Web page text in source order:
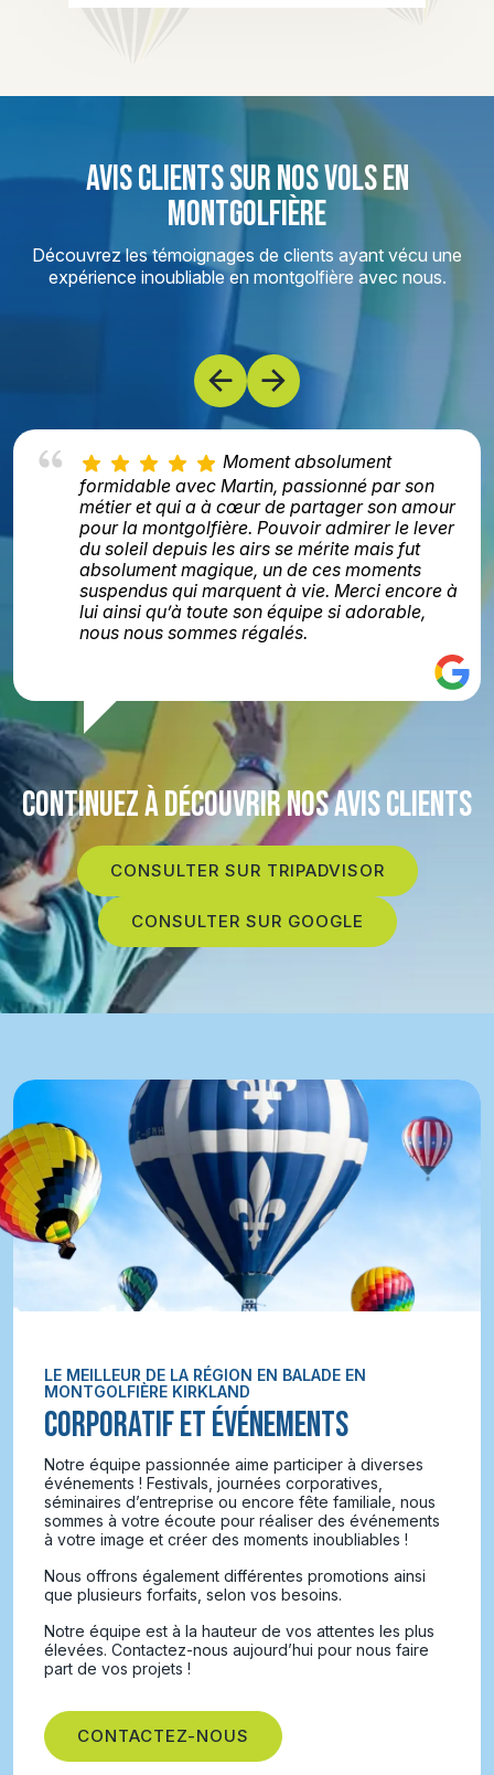
AVIS CLIENTS SUR NOS VOLS EN
MONTGOLFIÈRE
Découvrez les témoignages de clients ayant vécu une
expérience inoubliable en montgolfière avec nous.
Moment absolument
formidable avec Martin, passionné par son
métier et qui a à cœur de partager son amour
pour la montgolfière. Pouvoir admirer le lever
du soleil depuis les airs se mérite mais fut
absolument magique, un de ces moments
suspendus qui marquent à vie. Merci encore à
lui ainsi qu’à toute son équipe si adorable,
nous nous sommes régalés.
CONTINUEZ À DÉCOUVRIR NOS AVIS CLIENTS
CONSULTER SUR TRIPADVISOR
CONSULTER SUR GOOGLE
LE MEILLEUR DE LA RÉGION EN BALADE EN
MONTGOLFIÈRE KIRKLAND
CORPORATIF ET ÉVÉNEMENTS
Notre équipe passionnée aime participer à diverses
événements ! Festivals, journées corporatives,
séminaires d’entreprise ou encore fête familiale, nous
sommes à votre écoute pour réaliser des événements
à votre image et créer des moments inoubliables !
Nous offrons également différentes promotions ainsi
que plusieurs forfaits, selon vos besoins.
Notre équipe est à la hauteur de vos attentes les plus
élevées. Contactez-nous aujourd’hui pour nous faire
part de vos projets !
CONTACTEZ-NOUS